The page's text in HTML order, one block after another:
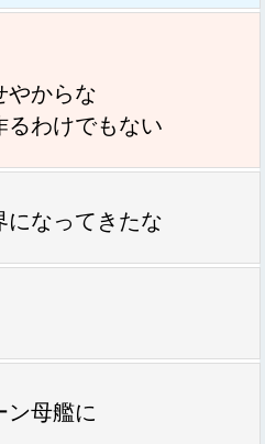
やからな
るわけでもない
になってきたな
ン母艦に